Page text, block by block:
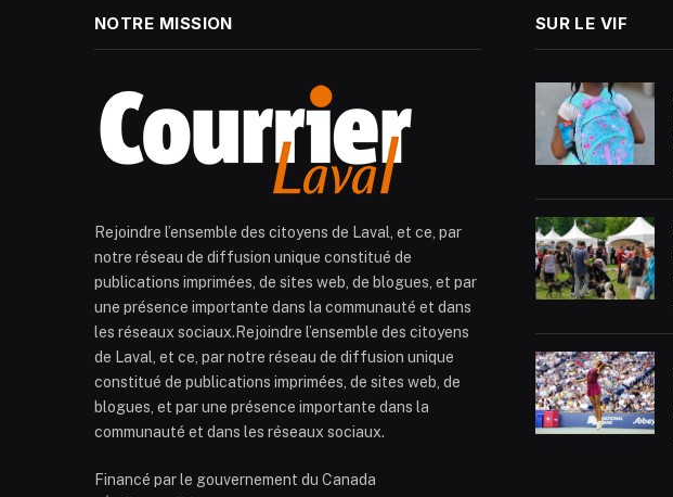
NOTRE MISSION
Rejoindre l’ensemble des citoyens de Laval, et ce, par
notre réseau de diffusion unique constitué de
publications imprimées, de sites web, de blogues, et par
une présence importante dans la communauté et dans
les réseaux sociaux.Rejoindre l’ensemble des citoyens
de Laval, et ce, par notre réseau de diffusion unique
constitué de publications imprimées, de sites web, de
blogues, et par une présence importante dans la
communauté et dans les réseaux sociaux.
Financé par le gouvernement du Canada
SUR LE VIF